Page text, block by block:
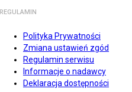
REGULAMIN
Polityka Prywatności
Zmiana ustawień zgód
Regulamin serwisu
Informacje o nadawcy
Deklaracja dostępności